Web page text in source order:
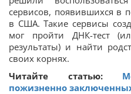
сервисов, появившихся в
в США. Такие сервисы
мог пройти ДНК-тест
результаты) и найти
своих корнях.
Читайте статью:
пожизненно